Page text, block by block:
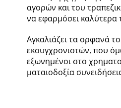
αγορών και του
να εφαρμόσει καλύτερα
Αγκαλιάζει τα ορφανά
εκσυγχρονιστών, που
εξωνημένοι στο
ματαιοδοξία